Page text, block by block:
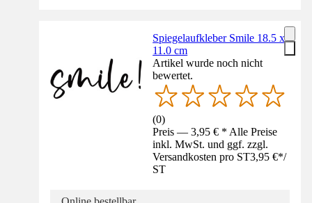
Spiegelaufkleber Smile 18.5 x
11.0 cm
Artikel wurde noch nicht
bewertet.
(0)
Preis — 3,95 € * Alle Preise
inkl. MwSt. und ggf. zzgl.
Versandkosten pro ST3,95 €*/
ST